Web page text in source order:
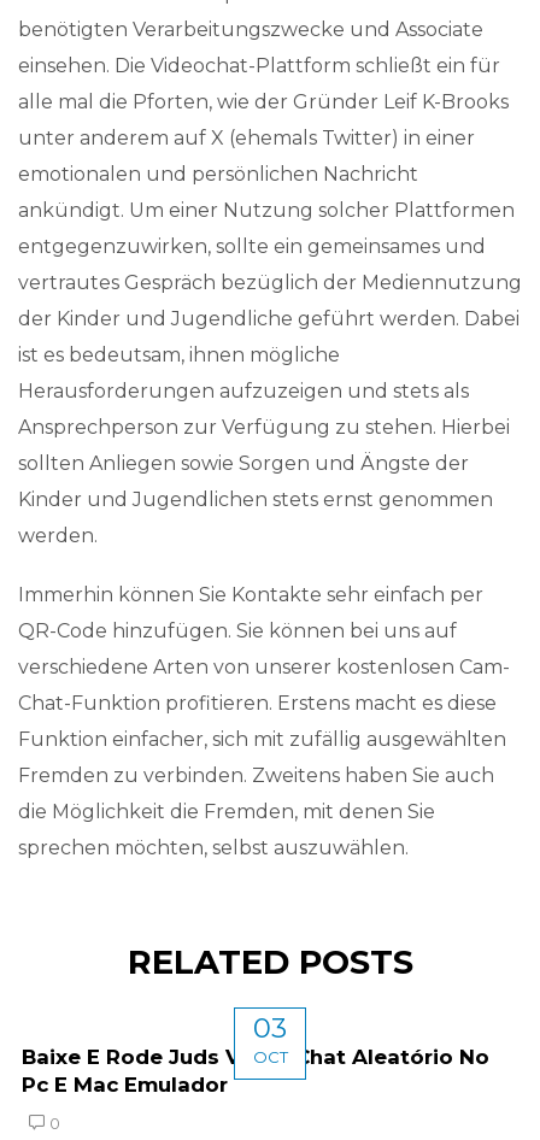
benötigten Verarbeitungszwecke und Associate
einsehen. Die Videochat-Plattform schließt ein für
alle mal die Pforten, wie der Gründer Leif K-Brooks
unter anderem auf X (ehemals Twitter) in einer
emotionalen und persönlichen Nachricht
ankündigt. Um einer Nutzung solcher Plattformen
entgegenzuwirken, sollte ein gemeinsames und
vertrautes Gespräch bezüglich der Mediennutzung
der Kinder und Jugendliche geführt werden. Dabei
ist es bedeutsam, ihnen mögliche
Herausforderungen aufzuzeigen und stets als
Ansprechperson zur Verfügung zu stehen. Hierbei
sollten Anliegen sowie Sorgen und Ängste der
Kinder und Jugendlichen stets ernst genommen
werden.
Immerhin können Sie Kontakte sehr einfach per
QR-Code hinzufügen. Sie können bei uns auf
verschiedene Arten von unserer kostenlosen Cam-
Chat-Funktion profitieren. Erstens macht es diese
Funktion einfacher, sich mit zufällig ausgewählten
Fremden zu verbinden. Zweitens haben Sie auch
die Möglichkeit die Fremden, mit denen Sie
sprechen möchten, selbst auszuwählen.
RELATED POSTS
03
OCT
Baixe E Rode Juds Video Chat Aleatório No
Pc E Mac Emulador
0